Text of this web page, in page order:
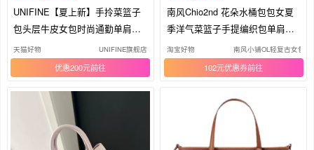
UNIFINE【夏上新】手拎菜篮子
包头层牛皮女包时尚通勤单肩斜
挎包
天猫好物 UNIFINE旗舰店
优惠200元
南风Chio2nd 花朵水桶包包女夏
季洋气菜篮子手提编织包单肩斜
挎包
淘宝好物 南风小铺OL轻复古女包
102元优惠券